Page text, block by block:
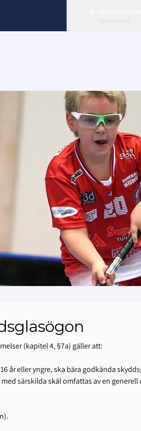
Byt förbund här
(kapitel 4, §7a) gäller att:
år eller yngre, ska bära godkända
särskilda skäl omfattas av en